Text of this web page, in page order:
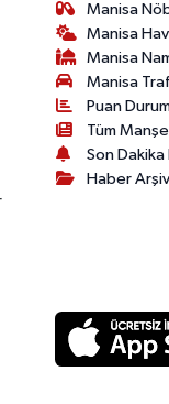
Manisa
Manisa
Manisa
Manisa
Puan
Tüm
Son
Haber